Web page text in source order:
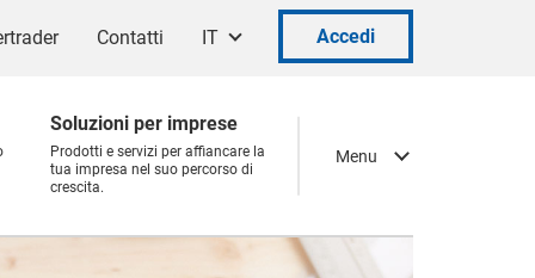
Contatti IT Accedi
Menu
Soluzioni per imprese
Prodotti e servizi per affiancare la
tua impresa nel suo percorso di
crescita.